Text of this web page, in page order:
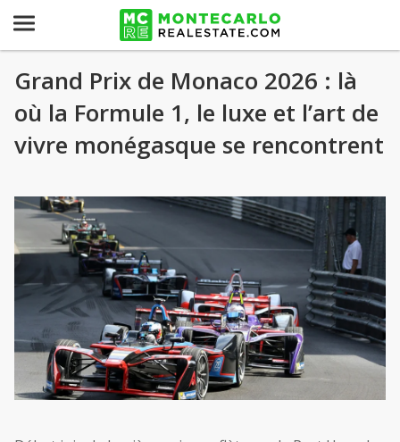
Grand Prix de Monaco 2026 : là
où la Formule 1, le luxe et l’art de
vivre monégasque se rencontrent